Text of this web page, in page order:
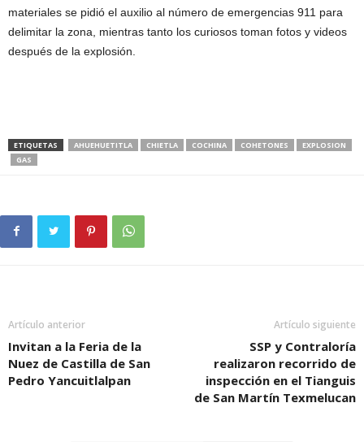
materiales se pidió el auxilio al número de emergencias 911 para
delimitar la zona, mientras tanto los curiosos toman fotos y videos
después de la explosión.
ETIQUETAS AHUEHUETITLA CHIETLA COCHINA COHETONES
EXPLOSION
GAS
Artículo anterior
Invitan a la Feria de la
Nuez de Castilla de San
Pedro Yancuitlalpan
Artículo siguiente
SSP y Contraloría
realizaron recorrido de
inspección en el Tianguis
de San Martín Texmelucan